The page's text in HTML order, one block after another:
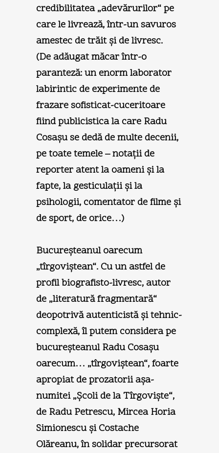
credibilitatea „adevărurilor“ pe
care le livrează, într-un savuros
amestec de trăit şi de livresc.
(De adăugat măcar într-o
paranteză: un enorm laborator
labirintic de experimente de
frazare sofisticat-cuceritoare
fiind publicistica la care Radu
Cosaşu se dedă de multe decenii,
pe toate temele – notaţii de
reporter atent la oameni şi la
fapte, la gesticulaţii şi la
psihologii, comentator de filme şi
de sport, de orice…)
Bucureşteanul oarecum
„tîrgoviştean“.Cu un astfel de
profil biografisto-livresc, autor
de „literatură fragmentară“
deopotrivă autenticistă şi tehnic-
complexă, îl putem considera pe
bucureşteanul Radu Cosaşu
oarecum… „tîrgoviştean“, foarte
apropiat de prozatorii aşa-
numitei „Şcoli de la Tîrgovişte“,
de Radu Petrescu, Mircea Horia
Simionescu şi Costache
Olăreanu, în solidar precursorat